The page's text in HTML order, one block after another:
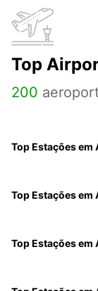
Top
200
Top Estações em
Top Estações em
Top Estações em